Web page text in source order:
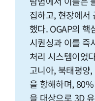
집하고, 현장에서
했다. OGAP의 핵
시퀀싱과 이를 즉
처리 시스템이었
고니아, 북태평양
을 항해하며,
을 대상으로 3D